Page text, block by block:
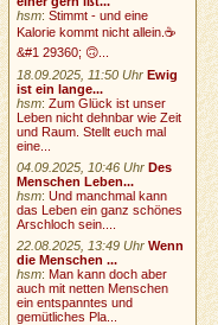
hsm:Stimmt - und eine
Kalorie kommt nicht allein.☕
&#1 29360; 🙃...
18.09.2025, 11:50 Uhr Ewig
ist ein lange...
hsm:Zum Glück ist unser
Leben nicht dehnbar wie Zeit
und Raum. Stellt euch mal
eine...
04.09.2025, 10:46 Uhr Des
Menschen Leben...
hsm:Und manchmal kann
das Leben ein ganz schönes
Arschloch sein....
22.08.2025, 13:49 Uhr Wenn
die Menschen ...
hsm:Man kann doch aber
auch mit netten Menschen
ein entspanntes und
gemütliches Pla...